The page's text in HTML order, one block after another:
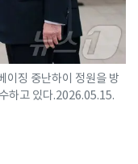
이징 중난하이 정원을 방
하고 있다.2026.05.15.